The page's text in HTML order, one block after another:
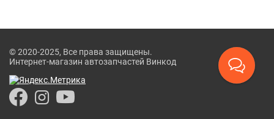
© 2020-2025, Все права защищены.
Интернет-магазин автозапчастей Винкод